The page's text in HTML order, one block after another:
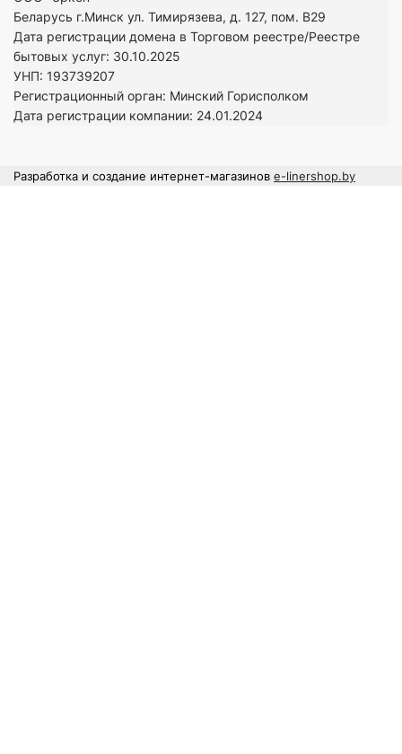
Беларусь г.Минск ул. Тимирязева, д. 127, пом. В29
Дата регистрации домена в Торговом реестре/Реестре
бытовых услуг: 30.10.2025
УНП: 193739207
Регистрационный орган: Минский Горисполком
Дата регистрации компании: 24.01.2024
Разработка и создание интернет-магазинов e-linershop.by